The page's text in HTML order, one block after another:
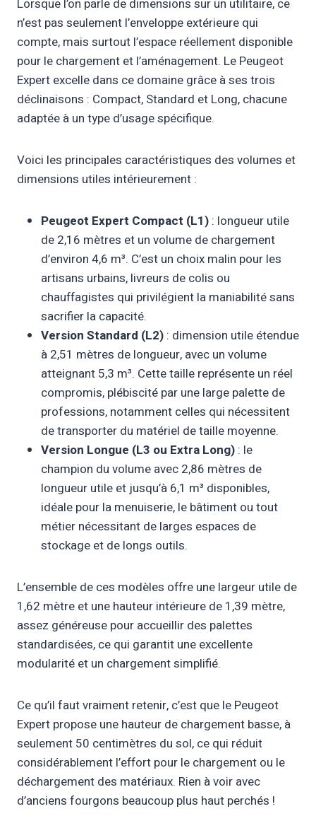
Lorsque l’on parle de dimensions sur un utilitaire, ce
n’est pas seulement l’enveloppe extérieure qui
compte, mais surtout l’espace réellement disponible
pour le chargement et l’aménagement. Le Peugeot
Expert excelle dans ce domaine grâce à ses trois
déclinaisons : Compact, Standard et Long, chacune
adaptée à un type d’usage spécifique.
Voici les principales caractéristiques des volumes et
dimensions utiles intérieurement :
Peugeot Expert Compact (L1) : longueur utile
de 2,16 mètres et un volume de chargement
d’environ 4,6 m³. C’est un choix malin pour les
artisans urbains, livreurs de colis ou
chauffagistes qui privilégient la maniabilité sans
sacrifier la capacité.
Version Standard (L2) : dimension utile étendue
à 2,51 mètres de longueur, avec un volume
atteignant 5,3 m³. Cette taille représente un réel
compromis, plébiscité par une large palette de
professions, notamment celles qui nécessitent
de transporter du matériel de taille moyenne.
Version Longue (L3 ou Extra Long) : le
champion du volume avec 2,86 mètres de
longueur utile et jusqu’à 6,1 m³ disponibles,
idéale pour la menuiserie, le bâtiment ou tout
métier nécessitant de larges espaces de
stockage et de longs outils.
L’ensemble de ces modèles offre une largeur utile de
1,62 mètre et une hauteur intérieure de 1,39 mètre,
assez généreuse pour accueillir des palettes
standardisées, ce qui garantit une excellente
modularité et un chargement simplifié.
Ce qu’il faut vraiment retenir, c’est que le Peugeot
Expert propose une hauteur de chargement basse, à
seulement 50 centimètres du sol, ce qui réduit
considérablement l’effort pour le chargement ou le
déchargement des matériaux. Rien à voir avec
d’anciens fourgons beaucoup plus haut perchés !